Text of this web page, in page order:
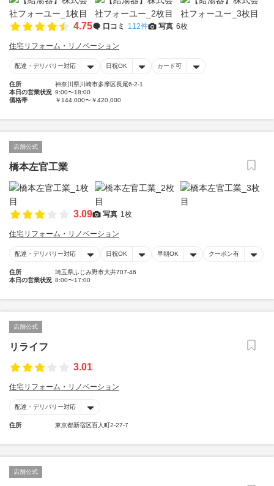
4.75 口コミ 112件 写真 6枚
住宅リフォーム・リノベーション
配達・デリバリー対応 日祝OK カード可
住所
神奈川県川崎市多摩区長尾6-2-1
本日の営業状況 9:00〜18:00
価格帯
￥144,000〜￥420,000
店舗公式
橋本左官工業
3.09 写真 1枚
住宅リフォーム・リノベーション
配達・デリバリー対応 日祝OK 早朝OK クーポン有
住所
埼玉県ふじみ野市大井707-46
本日の営業状況 8:00〜17:00
店舗公式
リライフ
3.01
住宅リフォーム・リノベーション
配達・デリバリー対応
住所 東京都新宿区百人町2-27-7
店舗公式